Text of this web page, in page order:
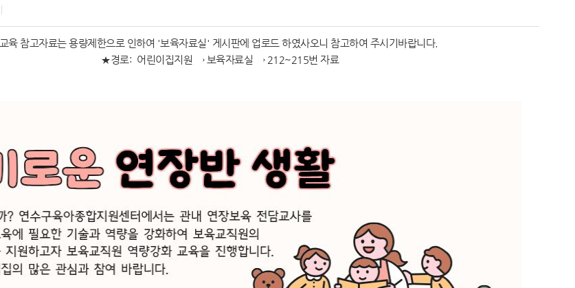
교육 참고자료는 용량제한으로 인하여 '보육자료실' 게시판에 업로드 하였사오니 참고하여 주시기바랍니다.
★경로: 어린이집지원 → 보육자료실 → 212~215번 자료